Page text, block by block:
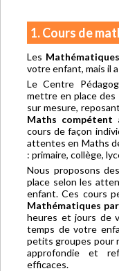
1. Cours de
Les Mathématiques
votre enfant, mais il
Le Centre
mettre en place
sur mesure,
Maths
cours de façon
attentes en Maths
: primaire, collège,
Nous proposons
place selon les
enfant. Ces cours
Mathématiques
heures et jours de
temps de votre
petits groupes pour
approfondie et
efficaces.